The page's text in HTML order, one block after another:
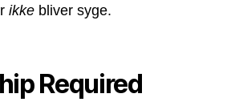
ikke bliver syge.
Required